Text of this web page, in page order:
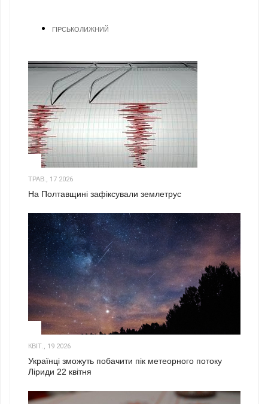
ГІРСЬКОЛИЖНИЙ
ТРАВ., 17 2026
На Полтавщині зафіксували землетрус
КВІТ., 19 2026
Українці зможуть побачити пік метеорного потоку
Ліриди 22 квітня